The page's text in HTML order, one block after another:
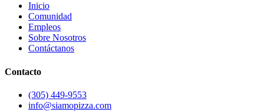
Inicio
Comunidad
Empleos
Sobre Nosotros
Contáctanos
Contacto
(305) 449-9553
info@siamopizza.com